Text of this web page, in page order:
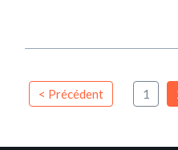
< Précédent 1